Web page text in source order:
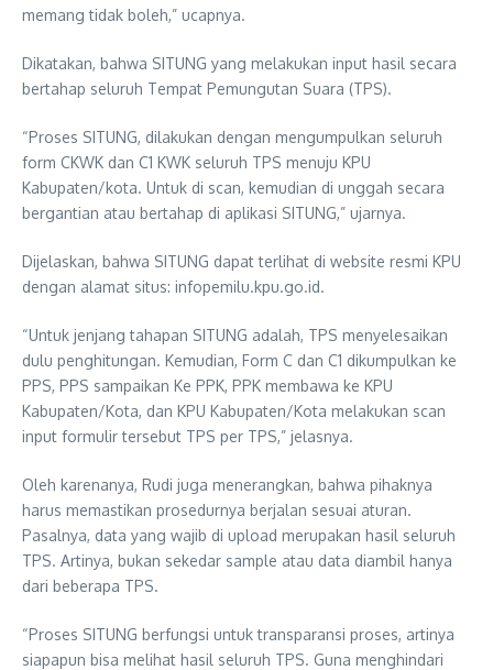
memang tidak boleh,” ucapnya.
Dikatakan, bahwa SITUNG yang melakukan input hasil secara
bertahap seluruh Tempat Pemungutan Suara (TPS).
“Proses SITUNG, dilakukan dengan mengumpulkan seluruh
form CKWK dan C1 KWK seluruh TPS menuju KPU
Kabupaten/kota. Untuk di scan, kemudian di unggah secara
bergantian atau bertahap di aplikasi SITUNG,” ujarnya.
Dijelaskan, bahwa SITUNG dapat terlihat di website resmi KPU
dengan alamat situs: infopemilu.kpu.go.id.
“Untuk jenjang tahapan SITUNG adalah, TPS menyelesaikan
dulu penghitungan. Kemudian, Form C dan C1 dikumpulkan ke
PPS, PPS sampaikan Ke PPK, PPK membawa ke KPU
Kabupaten/Kota, dan KPU Kabupaten/Kota melakukan scan
input formulir tersebut TPS per TPS,” jelasnya.
Oleh karenanya, Rudi juga menerangkan, bahwa pihaknya
harus memastikan prosedurnya berjalan sesuai aturan.
Pasalnya, data yang wajib di upload merupakan hasil seluruh
TPS. Artinya, bukan sekedar sample atau data diambil hanya
dari beberapa TPS.
“Proses SITUNG berfungsi untuk transparansi proses, artinya
siapapun bisa melihat hasil seluruh TPS. Guna menghindari